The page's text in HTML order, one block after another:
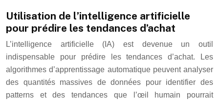
Utilisation de l’intelligence artificielle
pour prédire les tendances d’achat
L’intelligence artificielle (IA) est devenue un outil
indispensable pour prédire les tendances d’achat. Les
algorithmes d’apprentissage automatique peuvent analyser
des quantités massives de données pour identifier des
patterns et des tendances que l’œil humain pourrait